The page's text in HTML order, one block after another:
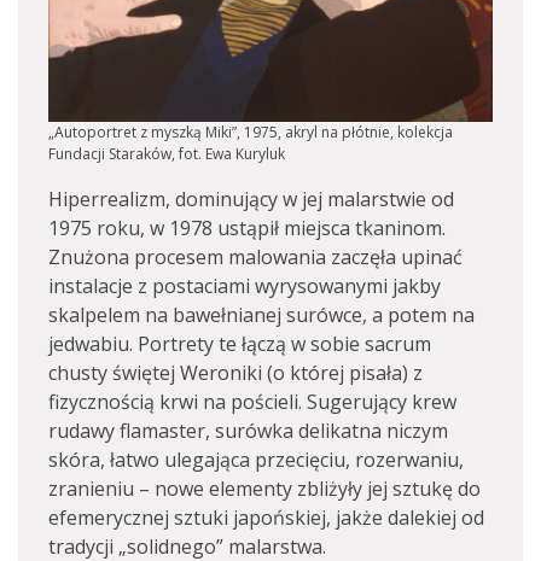
„Autoportret z myszką Miki”, 1975, akryl na płótnie, kolekcja
Fundacji Staraków, fot. Ewa Kuryluk
Hiperrealizm, dominujący w jej malarstwie od
1975 roku, w 1978 ustąpił miejsca tkaninom.
Znużona procesem malowania zaczęła upinać
instalacje z postaciami wyrysowanymi jakby
skalpelem na bawełnianej surówce, a potem na
jedwabiu. Portrety te łączą w sobie sacrum
chusty świętej Weroniki (o której pisała) z
fizycznością krwi na pościeli. Sugerujący krew
rudawy flamaster, surówka delikatna niczym
skóra, łatwo ulegająca przecięciu, rozerwaniu,
zranieniu – nowe elementy zbliżyły jej sztukę do
efemerycznej sztuki japońskiej, jakże dalekiej od
tradycji „solidnego” malarstwa.